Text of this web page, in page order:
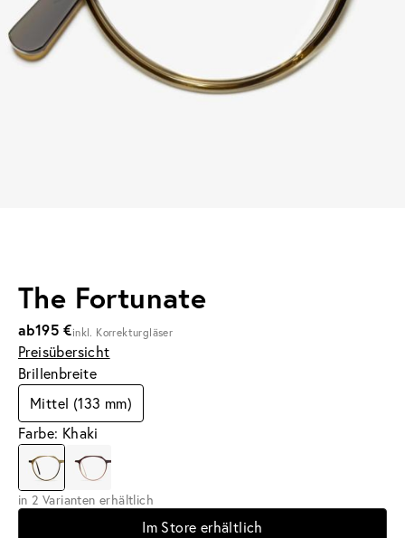
The Fortunate
ab195 €inkl. Korrekturgläser
Preisübersicht
Brillenbreite
Mittel (133 mm)
Farbe: Khaki
in 2 Varianten erhältlich
Im Store erhältlich